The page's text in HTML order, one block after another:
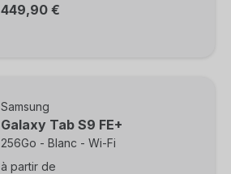
449,90 €
Samsung
Galaxy Tab S9 FE+
256Go - Blanc - Wi-Fi
à partir de